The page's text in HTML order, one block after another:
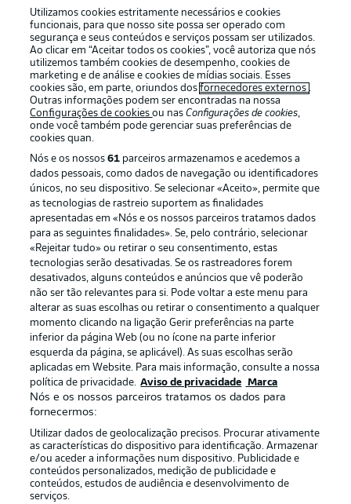
Oferecido por
Publicidade Avisos legais
Gerir preferências Aviso de privacidade
Trabalhe conosco
Marca Contato
Jogadores
Utilizamos cookies estritamente necessários e cookies
funcionais, para que nosso site possa ser operado com
segurança e seus conteúdos e serviços possam ser utilizados.
Ao clicar em “Aceitar todos os cookies”, você autoriza que nós
utilizemos também cookies de desempenho, cookies de
marketing e de análise e cookies de mídias sociais. Esses
cookies são, em parte, oriundos dosfornecedores externos .
Outras informações podem ser encontradas na nossa
Configurações de cookiesou nasConfigurações de cookies,
onde você também pode gerenciar suas preferências de
cookies quan.
Nós e os nossos61 parceiros armazenamos e acedemos a
dados pessoais, como dados de navegação ou identificadores
únicos, no seu dispositivo. Se selecionar «Aceito», permite que
as tecnologias de rastreio suportem as finalidades
apresentadas em «Nós e os nossos parceiros tratamos dados
para as seguintes finalidades». Se, pelo contrário, selecionar
«Rejeitar tudo» ou retirar o seu consentimento, estas
tecnologias serão desativadas. Se os rastreadores forem
desativados, alguns conteúdos e anúncios que vê poderão
não ser tão relevantes para si. Pode voltar a este menu para
alterar as suas escolhas ou retirar o consentimento a qualquer
momento clicando na ligação Gerir preferências na parte
inferior da página Web (ou no ícone na parte inferior
esquerda da página, se aplicável). As suas escolhas serão
aplicadas em Website. Para mais informação, consulte a nossa
política de privacidade. Aviso de privacidade Marca
Nós e os nossos parceiros tratamos os dados para
fornecermos:
Utilizar dados de geolocalização precisos. Procurar ativamente
as características do dispositivo para identificação. Armazenar
e/ou aceder a informações num dispositivo. Publicidade e
conteúdos personalizados, medição de publicidade e
conteúdos, estudos de audiência e desenvolvimento de
serviços.